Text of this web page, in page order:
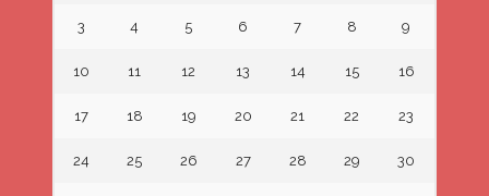
3 4 5 6 7 8 9
10 11 12 13 14 15 16
17 18 19 20 21 22 23
24 25 26 27 28 29 30